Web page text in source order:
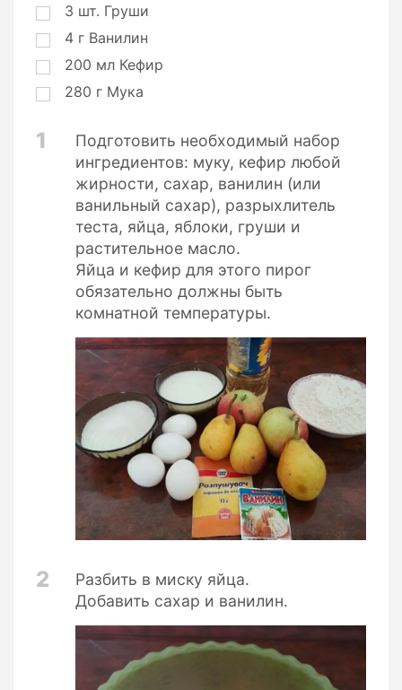
3 шт. Груши
4 г Ванилин
200 мл Кефир
280 г Мука
1
Подготовить необходимый набор
ингредиентов: муку, кефир любой
жирности, сахар, ванилин (или
ванильный сахар), разрыхлитель
теста, яйца, яблоки, груши и
растительное масло.
Яйца и кефир для этого пирог
обязательно должны быть
комнатной температуры.
2
Разбить в миску яйца.
Добавить сахар и ванилин.